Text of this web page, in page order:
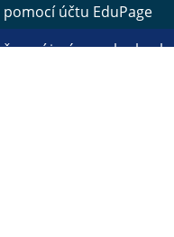
účtu EduPage
jméno nebo heslo